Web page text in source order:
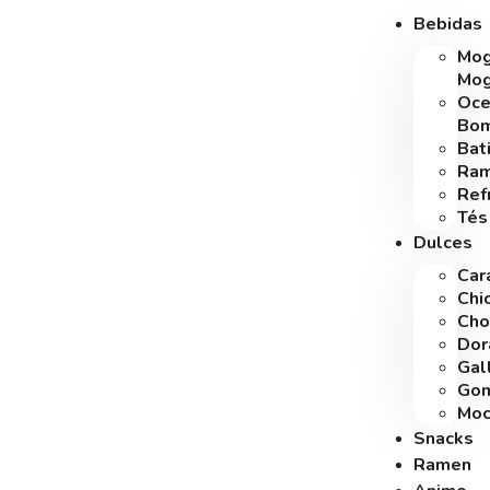
Bebidas
Tés
Dulces
Snacks
Ramen